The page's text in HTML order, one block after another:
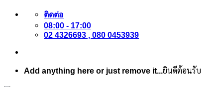
ข้าม
ติดต่อ
08:00 - 17:00
02 4326693 , 080 0453939
Add anything here or just remove it...ยินดีต้อนรับ